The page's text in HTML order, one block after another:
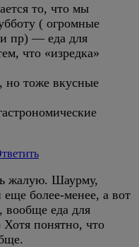
то, что мы
( огромные
пр) — еда для
что «изредка»
но тоже вкусные
жалую. Шаурму,
более-менее, а вот
вообще еда для
понятно, что